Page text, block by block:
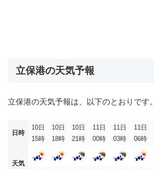
立保港の天気予報
立保港の天気予報は、以下のとおりです。
日時
10日
15時
10日
18時
10日
21時
11日
00時
11日
03時
11日
06時
天気